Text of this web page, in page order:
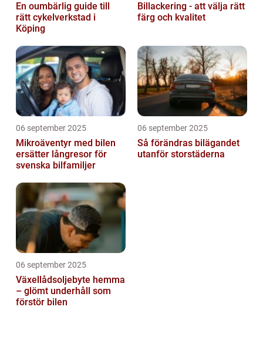
En oumbärlig guide till
rätt cykelverkstad i
Köping
Billackering - att välja rätt
färg och kvalitet
06 september 2025
Mikroäventyr med bilen
ersätter långresor för
svenska bilfamiljer
06 september 2025
Så förändras bilägandet
utanför storstäderna
06 september 2025
Växellådsoljebyte hemma
– glömt underhåll som
förstör bilen